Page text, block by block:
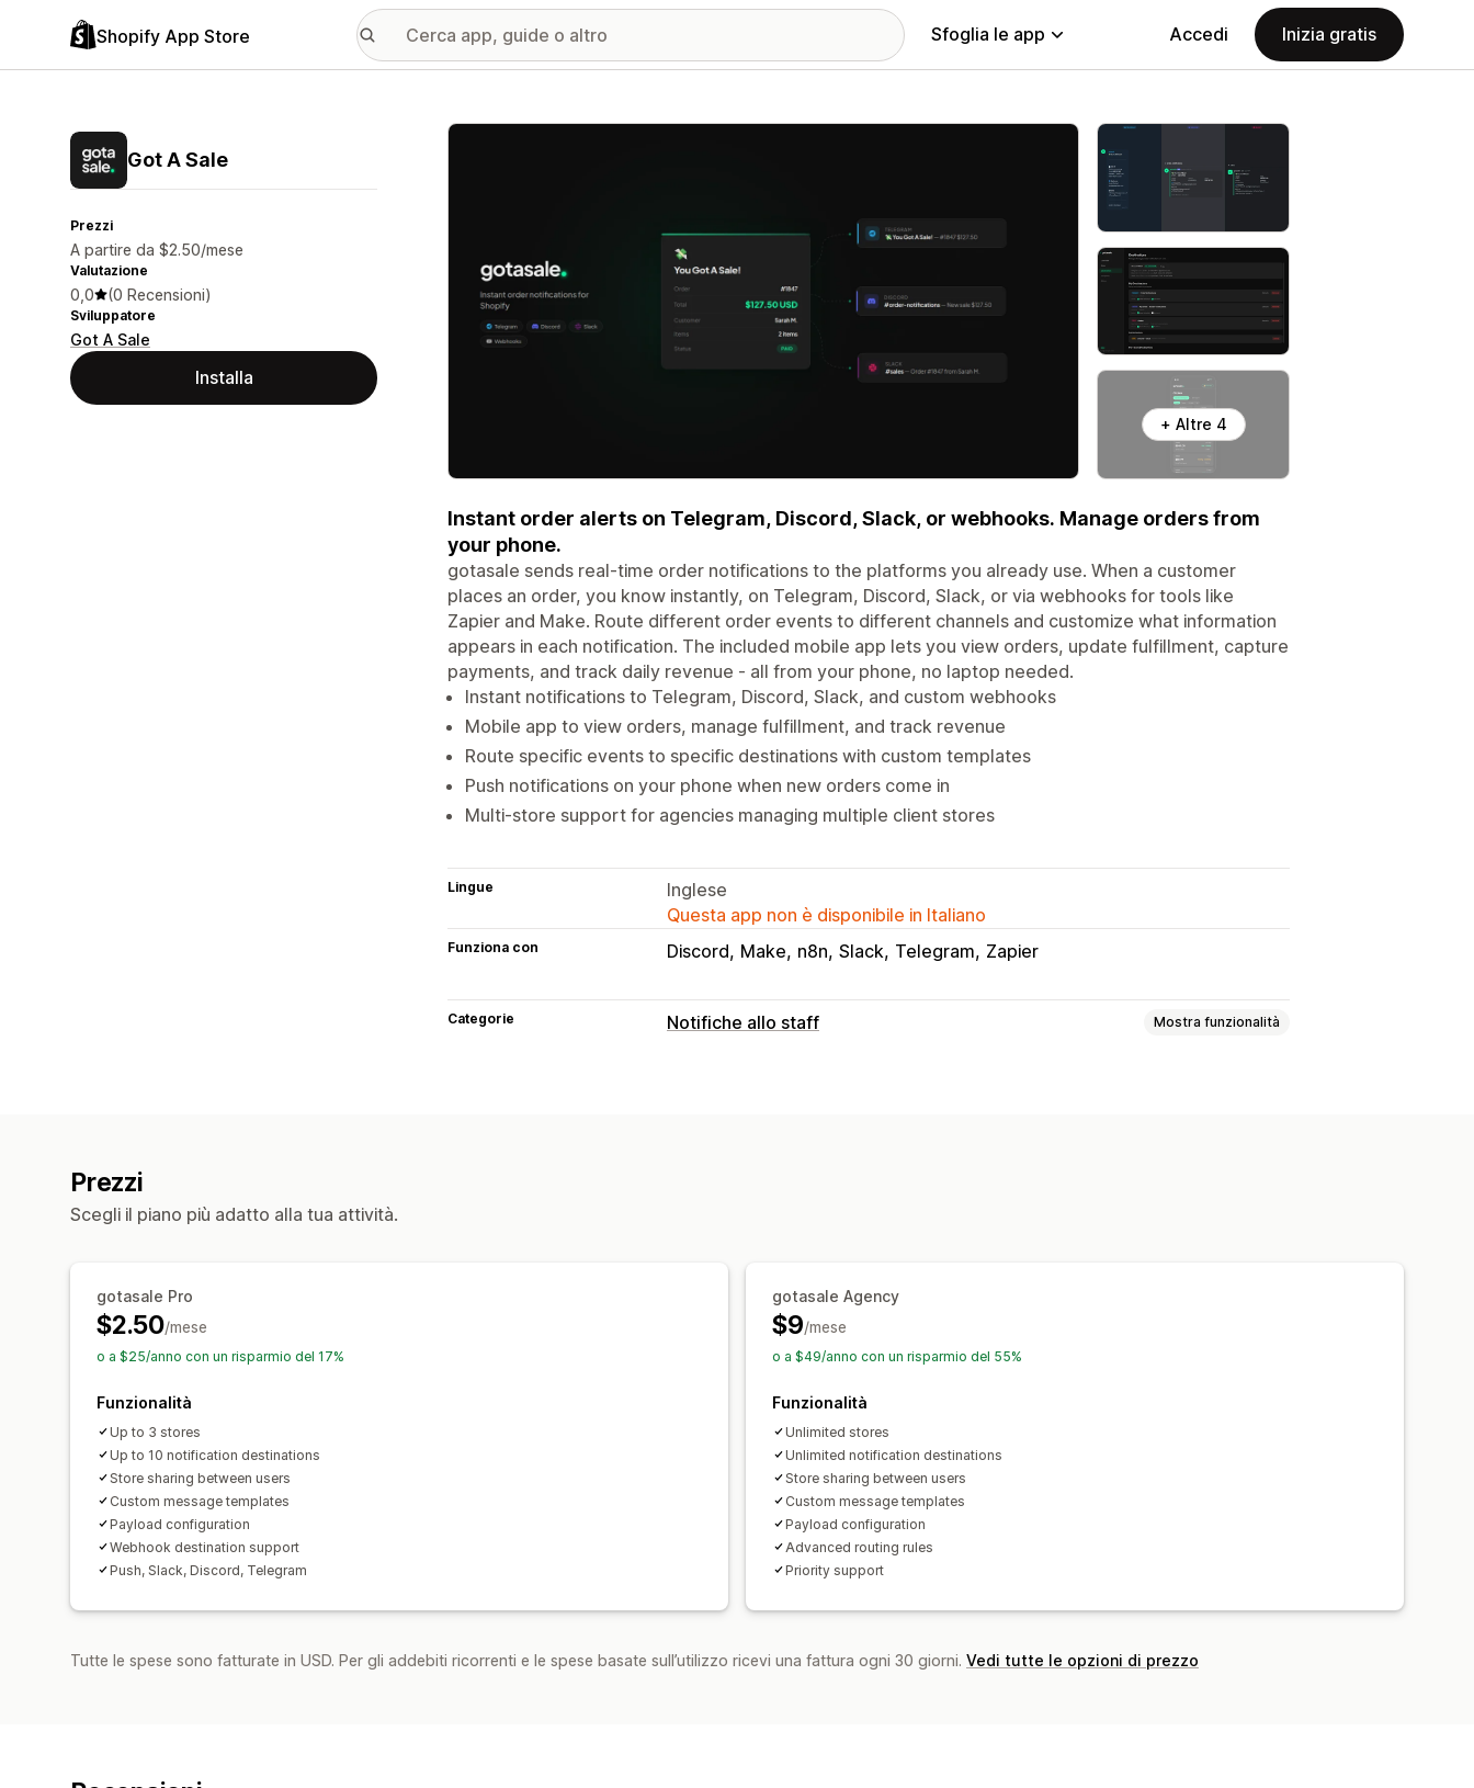
Shopify App Store Sfoglia le app Accedi Inizia gratis
Got A Sale
Prezzi
A partire da $2.50/mese
Valutazione
0,0 (0 Recensioni)
Sviluppatore
Got A Sale
Installa
Galleria immagini in evidenza
+ Altre 4
Instant order alerts on Telegram, Discord, Slack, or webhooks. Manage orders from
your phone.
gotasale sends real-time order notifications to the platforms you already use. When a customer
places an order, you know instantly, on Telegram, Discord, Slack, or via webhooks for tools like
Zapier and Make. Route different order events to different channels and customize what information
appears in each notification. The included mobile app lets you view orders, update fulfillment, capture
payments, and track daily revenue - all from your phone, no laptop needed.
Instant notifications to Telegram, Discord, Slack, and custom webhooks
Mobile app to view orders, manage fulfillment, and track revenue
Route specific events to specific destinations with custom templates
Push notifications on your phone when new orders come in
Multi-store support for agencies managing multiple client stores
Lingue
Inglese
Questa app non è disponibile in Italiano
Funziona con Discord Make n8n Slack Telegram Zapier
Categorie Notifiche allo staff Mostra funzionalità
Regole per le notifiche
Prezzi
Scegli il piano più adatto alla tua attività.
gotasale Pro
$2.50/mese
o a $25/anno con un risparmio del 17%
Funzionalità
Up to 3 stores
Up to 10 notification destinations
Store sharing between users
Custom message templates
Payload configuration
Webhook destination support
Push, Slack, Discord, Telegram
gotasale Agency
$9/mese
o a $49/anno con un risparmio del 55%
Funzionalità
Unlimited stores
Unlimited notification destinations
Store sharing between users
Custom message templates
Payload configuration
Advanced routing rules
Priority support
Tutte le spese sono fatturate in USD. Per gli addebiti ricorrenti e le spese basate sull’utilizzo ricevi una fattura ogni 30 giorni. Vedi tutte le opzioni di prezzo